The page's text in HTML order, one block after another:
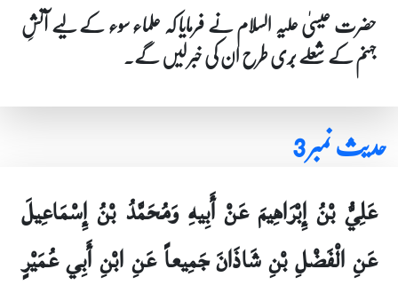
حضرت عیسیٰ علیہ السلام نے فرمایا کہ علماء سوء کے لیے آتشِ
جہنم کے شعلے بُری طرح ان کی خبر لیں گے۔
حدیث نمبر 3
عَلِيُّ بْنُ إِبْرَاهِيمَ عَنْ أَبِيهِ وَمُحَمَّدُ بْنُ إِسْمَاعِيلَ
عَنِ الْفَضْلِ بْنِ شَاذَانَ جَمِيعاً عَنِ ابْنِ أَبِي عُمَيْرٍ